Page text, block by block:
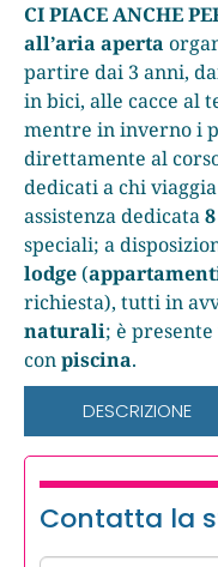
CI PIACE ANCHE
all’aria aperta
partire dai 3 anni,
in bici, alle cacce al
mentre in inverno i
direttamente al
dedicati a chi
assistenza dedicata
speciali; a
lodge (
richiesta), tutti in
naturali; è
conpiscina.
DESCRIZIONE
Contatta la